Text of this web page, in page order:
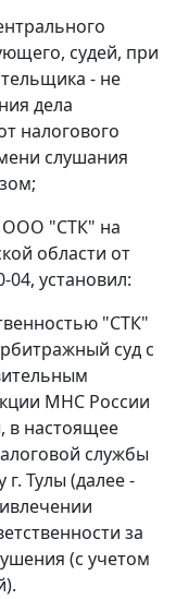
судей, при
- не
дела
налогового
слушания
ООО "СТК" на
области от
04, установил:
"СТК"
суд с
МНС России
в настоящее
службы
Тулы (далее -
за
(с учетом